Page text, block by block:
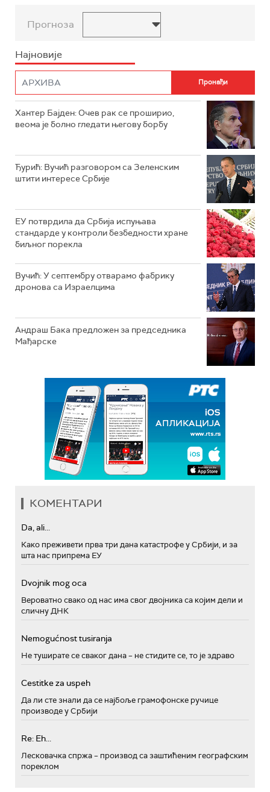
Прогноза
Најновије
Хантер Бајден: Очев рак се проширио,
веома је болно гледати његову борбу
Ђурић: Вучић разговором са Зеленским
штити интересе Србије
ЕУ потврдила да Србија испуњава
стандарде у контроли безбедности хране
биљног порекла
Вучић: У септембру отварамо фабрику
дронова са Израелцима
Андраш Бакa предложен за председника
Мађарске
КОМЕНТАРИ
Da, ali...
Како преживети прва три дана катастрофе у Србији, и за
шта нас припрема ЕУ
Dvojnik mog oca
Вероватно свако од нас има свог двојника са којим дели и
сличну ДНК
Nemogućnost tusiranja
Не туширате се сваког дана – не стидите се, то је здраво
Cestitke za uspeh
Да ли сте знали да се најбоље грамофонске ручице
производе у Србији
Re: Eh...
Лесковачка спржа – производ са заштићеним географским
пореклом